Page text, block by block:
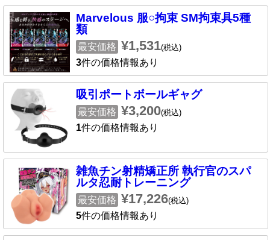
Marvelous 服○拘束 SM拘束具5種
類
最安価格 ¥1,531(税込)
3件の価格情報あり
吸引ポートボールギャグ
最安価格 ¥3,200(税込)
1件の価格情報あり
雑魚チン射精矯正所 執行官のスパ
ルタ忍耐トレーニング
最安価格 ¥17,226(税込)
5件の価格情報あり